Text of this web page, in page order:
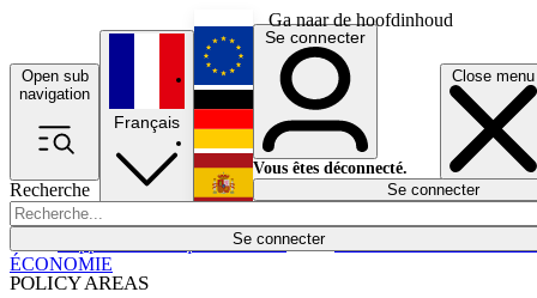
Ga naar de hoofdinhoud
Open sub
navigation
Close menu
Recherche
Se connecter
POLICY AREAS
Économie
Français
English
Deutsch
Español
Se connecter
Vous êtes déconnecté.
Se connecter
ÉCONOMIE